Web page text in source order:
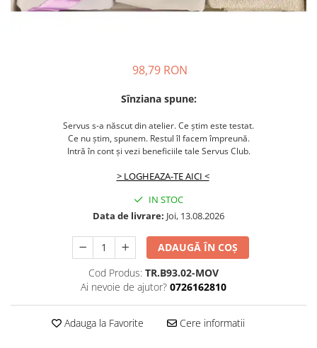
98,79 RON
Sînziana spune:
Servus s-a născut din atelier. Ce știm este testat.
Ce nu știm, spunem. Restul îl facem împreună.
Intră în cont și vezi beneficiile tale Servus Club.
> LOGHEAZA-TE AICI <
IN STOC
Data de livrare: Joi, 13.08.2026
ADAUGĂ ÎN COȘ
Cod Produs: TR.B93.02-MOV
Ai nevoie de ajutor? 0726162810
Adauga la Favorite Cere informatii